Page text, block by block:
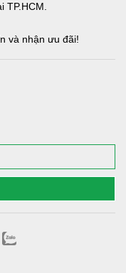
và nhận ưu đãi!